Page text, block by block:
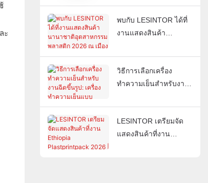
ะ
ได้อย่างไร
โรงงานฉีดขึ้นรูป
พลาสติกทั่วโลกได้สีที่
สม่ำเสมอทุกครั้งได้
พบกับ LESINTOR ได้ที่
งานแสดงสินค้า
พลาสติก 2026 ณ เมือง
คาซาบลังกา ประเทศ
โมร็อกโก
วิธีการเลือกเครื่อง
ทำความเย็นสำหรับงาน
ทำความเย็นแบบระบาย
ความร้อนด้วยน้ำเทียบ
กับเครื่องทำความเย็น
LESINTOR เตรียมจัด
แสดงสินค้าที่งาน